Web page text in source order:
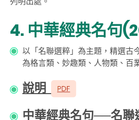
4. 中華經典名句
以「名聯選粹」為主題，精選古
為格言類、妙趣類、人物類、百
說明
中華經典名句──名聯